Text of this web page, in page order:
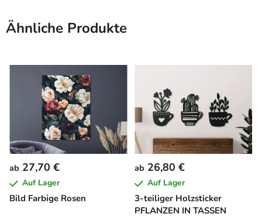
Ähnliche Produkte
Bild Farbige Rosen
ab 27,70 €
Auf Lager
3-teiliger Holzsticker
PFLANZEN IN TASSEN
ab 26,80 €
Auf Lager